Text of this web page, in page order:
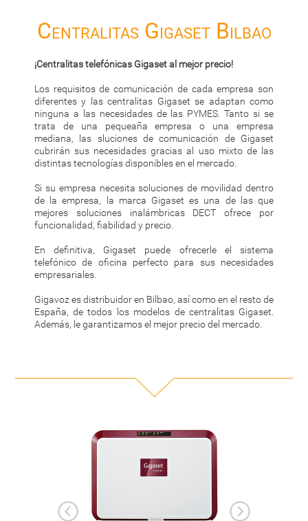
Centralitas Gigaset Bilbao
¡Centralitas telefónicas Gigaset al mejor precio!
Los requisitos de comunicación de cada empresa son
diferentes y las centralitas Gigaset se adaptan como
ninguna a las necesidades de las PYMES. Tanto si se
trata de una pequeaña empresa o una empresa
mediana, las sluciones de comunicación de Gigaset
cubrirán sus necesidades gracias al uso mixto de las
distintas tecnologías disponibles en el mercado.
Si su empresa necesita soluciones de movilidad dentro
de la empresa, la marca Gigaset es una de las que
mejores soluciones inalámbricas DECT ofrece por
funcionalidad, fiabilidad y precio.
En definitiva, Gigaset puede ofrecerle el sistema
telefónico de oficina perfecto para sus necesidades
empresariales.
Gigavoz es distribuidor en Bilbao, así como en el resto de
España, de todos los modelos de centralitas Gigaset.
Además, le garantizamos el mejor precio del mercado.